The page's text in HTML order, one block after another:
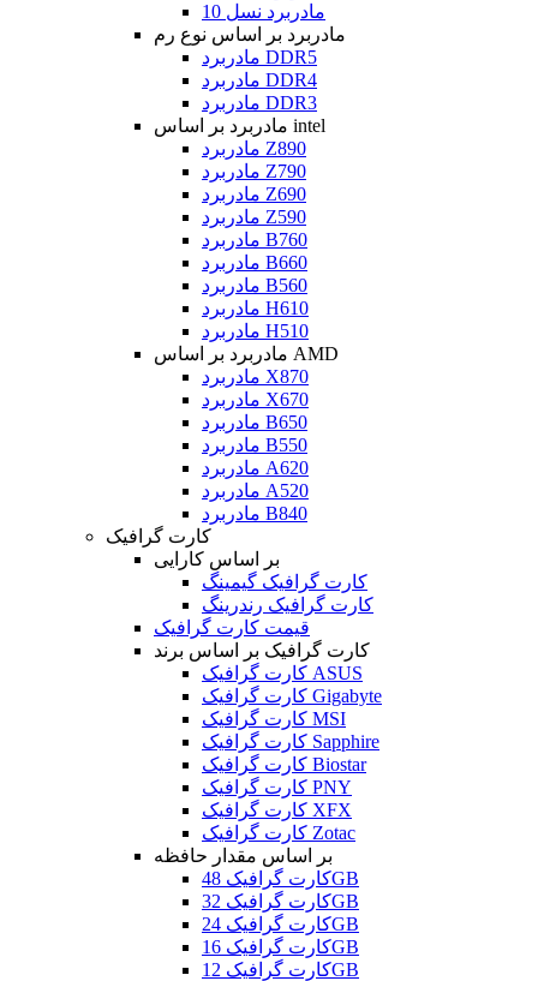
مادربرد نسل 10
مادربرد بر اساس نوع رم
مادربرد DDR5
مادربرد DDR4
مادربرد DDR3
مادربرد بر اساس intel
مادربرد Z890
مادربرد Z790
مادربرد Z690
مادربرد Z590
مادربرد B760
مادربرد B660
مادربرد B560
مادربرد H610
مادربرد H510
مادربرد بر اساس AMD
مادربرد X870
مادربرد X670
مادربرد B650
مادربرد B550
مادربرد A620
مادربرد A520
مادربرد B840
کارت گرافیک
بر اساس کارایی
کارت گرافیک گیمینگ
کارت گرافیک رندرینگ
قیمت کارت گرافیک
کارت گرافیک بر اساس برند
کارت گرافیک ASUS
کارت گرافیک Gigabyte
کارت گرافیک MSI
کارت گرافیک Sapphire
کارت گرافیک Biostar
کارت گرافیک PNY
کارت گرافیک XFX
کارت گرافیک Zotac
بر اساس مقدار حافظه
کارت گرافیک 48GB
کارت گرافیک 32GB
کارت گرافیک 24GB
کارت گرافیک 16GB
کارت گرافیک 12GB